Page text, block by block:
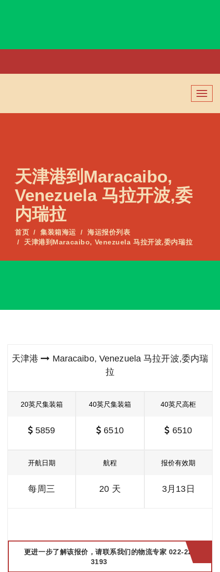
切
换
导
天津港到Maracaibo,
Venezuela 马拉开波,委
内瑞拉
首页 集装箱海运
海运报价列表
天津港到Maracaibo, Venezuela 马拉开波,委内瑞拉
天津港
Maracaibo, Venezuela 马拉开波,委内瑞
拉
20英尺集装箱
5859
40英尺集装箱
6510
40英尺高柜
6510
开航日期
每周三
航程
20 天
报价有效期
3月13日
更进一步了解该报价，请联系我们的物流专家 022-2299
3193